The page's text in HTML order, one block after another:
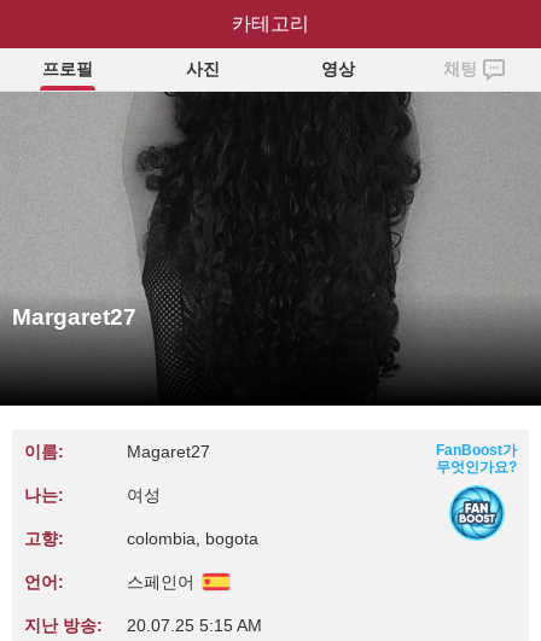
Margaret27
프로필 사진 영상 채팅
Margaret27
이름: Magaret27
나는: 여성
고향: colombia, bogota
언어: 스페인어
지난 방송: 20.07.25 5:15 AM
FanBoost가
무엇인가요?
카테고리